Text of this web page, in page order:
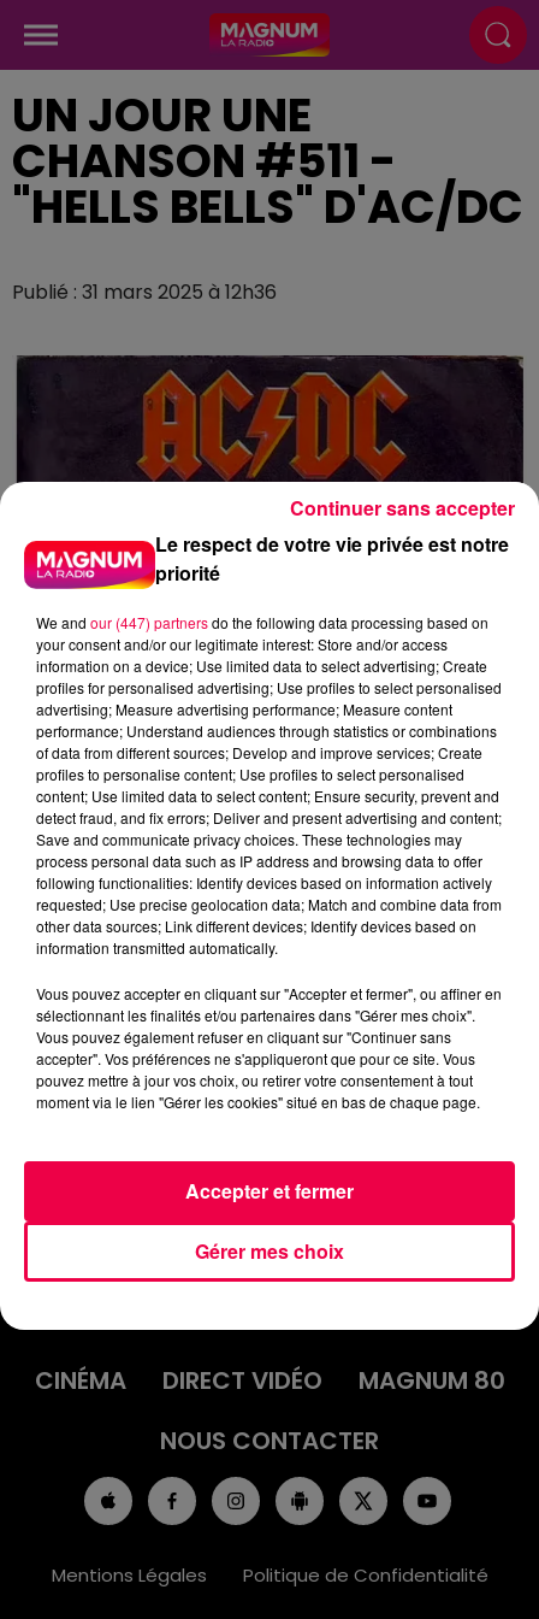
UN JOUR UNE
CHANSON #511 -
"HELLS BELLS" D'AC/DC
Publié : 31 mars 2025 à 12h36
podcasts/2025/03/UJUC-20.mp3
UN JOUR UNE CHANSON #511 -
"HELLS BELLS" D'AC/DC
INFOS
EMISSIONS
CINÉMA
DIRECT VIDÉO
MAGNUM 80
NOUS CONTACTER
Mentions Légales Politique de Confidentialité
Le respect de votre vie privée est notre
priorité
We and our (447) partnersdo the following data processing based on
your consent and/or our legitimate interest: Store and/or access
information on a device; Use limited data to select advertising; Create
profiles for personalised advertising; Use profiles to select personalised
advertising; Measure advertising performance; Measure content
performance; Understand audiences through statistics or combinations
of data from different sources; Develop and improve services; Create
profiles to personalise content; Use profiles to select personalised
content; Use limited data to select content; Ensure security, prevent and
detect fraud, and fix errors; Deliver and present advertising and content;
Save and communicate privacy choices. These technologies may
process personal data such as IP address and browsing data to offer
following functionalities: Identify devices based on information actively
requested; Use precise geolocation data; Match and combine data from
other data sources; Link different devices; Identify devices based on
information transmitted automatically.
Vous pouvez accepter en cliquant sur "Accepter et fermer", ou affiner en
sélectionnant les finalités et/ou partenaires dans "Gérer mes choix".
Vous pouvez également refuser en cliquant sur "Continuer sans
accepter". Vos préférences ne s'appliqueront que pour ce site. Vous
pouvez mettre à jour vos choix, ou retirer votre consentement à tout
moment via le lien "Gérer les cookies" situé en bas de chaque page.
Gérer mes choix
Accepter et fermer
Continuer sans accepter